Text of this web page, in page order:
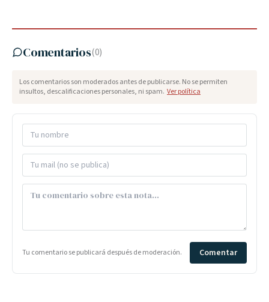
Comentarios(0)
Los comentarios son moderados antes de publicarse. No se permiten
insultos, descalificaciones personales, ni spam. Ver política
Tu comentario se publicará después de moderación. Comentar